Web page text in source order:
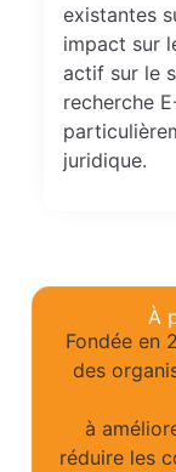
existantes
impact sur
actif sur le
recherche
juridique.
À
Fondée en
des
à
réduire les